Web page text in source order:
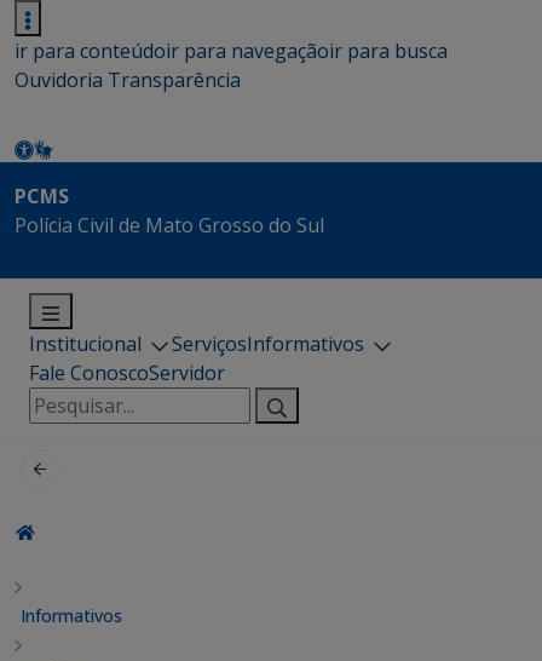
ir para conteúdoir para navegaçãoir para busca
Ouvidoria Transparência
PCMS
Polícia Civil de Mato Grosso do Sul
Institucional ServiçosInformativos
Fale ConoscoServidor
Pesquisar
por:
Informativos